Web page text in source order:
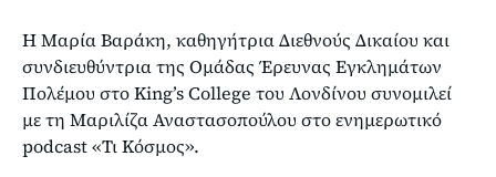
H Μαρία Βαράκη, καθηγήτρια Διεθνούς Δικαίου και
συνδιευθύντρια της Ομάδας Έρευνας Εγκλημάτων
Πολέμου στο King’s College του Λονδίνου συνομιλεί
με τη Μαριλίζα Αναστασοπούλου στο ενημερωτικό
podcast «Τι Κόσμος».